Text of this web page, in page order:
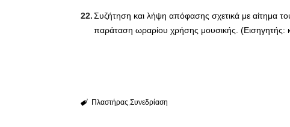
Συζήτηση και λήψη απόφασης σχετικά με αίτημα
παράταση ωραρίου χρήσης μουσικής. (Εισηγητής:
Πλαστήρας Συνεδρίαση